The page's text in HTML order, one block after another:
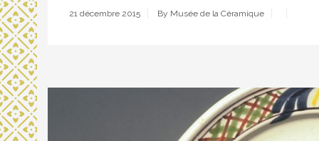
21 décembre 2015 By Musée de la Céramique